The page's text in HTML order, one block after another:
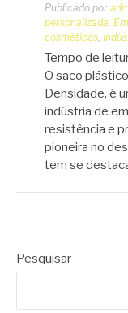
Publicado por
personalizada
cosméticos
Tempo de
O saco
Densidade, é
indústria de
resistência e
pioneira no
tem se
Pesquisar